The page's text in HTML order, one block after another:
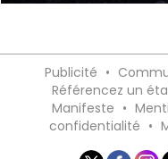
Publicité •
Référencez un
Manifeste •
confidentialité •